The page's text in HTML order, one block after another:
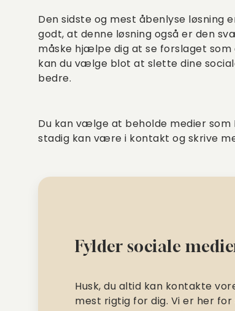
Den sidste og mest åbenlyse løsning
godt, at denne løsning også er den
måske hjælpe dig at se forslaget som
kan du vælge blot at slette dine
bedre.
Du kan vælge at beholde medier
stadig kan være i kontakt og skrive
Fylder sociale
Husk, du altid kan kontakte
mest rigtig for dig. Vi er her